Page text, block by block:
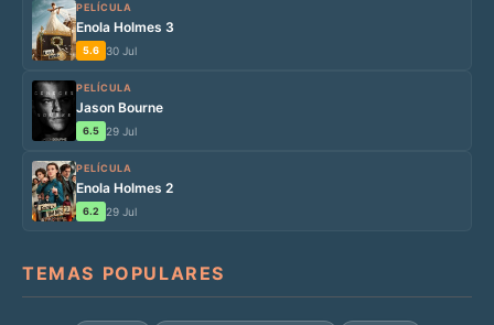
PELÍCULA
Enola Holmes 3
5.6 30 Jul
PELÍCULA
Jason Bourne
6.5 29 Jul
PELÍCULA
Enola Holmes 2
6.2 29 Jul
TEMAS POPULARES